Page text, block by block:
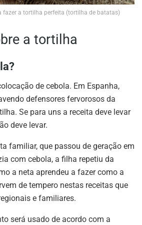
fazer a tortilha perfeita (tortilha de batatas)
a tortilha
de cebola. Em Espanha,
defensores fervorosos da
Se para uns a receita deve levar
deve levar.
familiar, que passou de geração em
com cebola, a filha repetiu da
a neta aprendeu a fazer como a
de tempero nestas receitas que
e familiares.
será usado de acordo com a